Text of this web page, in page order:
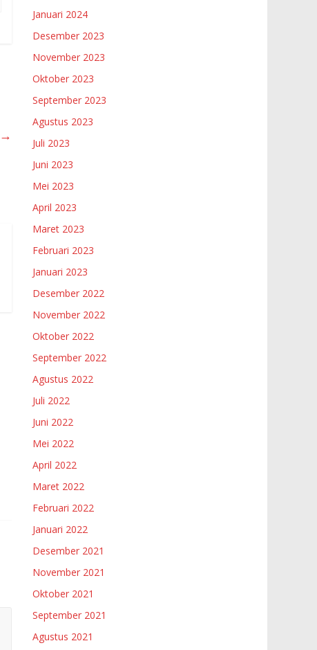
→
Januari 2024
Desember 2023
November 2023
Oktober 2023
September 2023
Agustus 2023
Juli 2023
Juni 2023
Mei 2023
April 2023
Maret 2023
Februari 2023
Januari 2023
Desember 2022
November 2022
Oktober 2022
September 2022
Agustus 2022
Juli 2022
Juni 2022
Mei 2022
April 2022
Maret 2022
Februari 2022
Januari 2022
Desember 2021
November 2021
Oktober 2021
September 2021
Agustus 2021